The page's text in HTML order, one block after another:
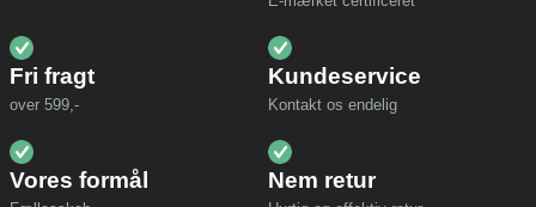
Fri fragt
over 599,-
Kundeservice
Kontakt os endelig
Vores formål Nem retur